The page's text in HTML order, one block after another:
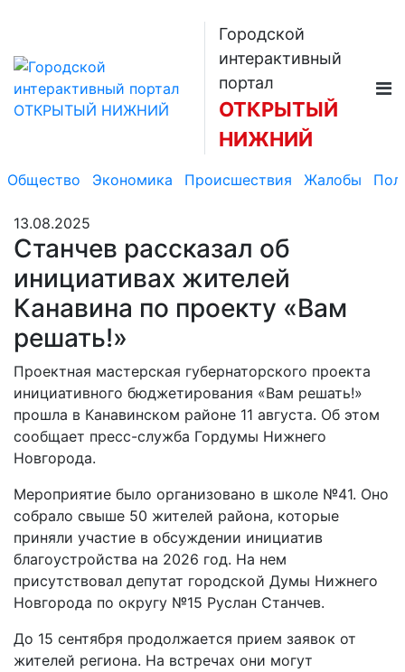
Городской
интерактивный
портал
ОТКРЫТЫЙ
НИЖНИЙ
Общество Экономика Происшествия Жалобы
13.08.2025
Станчев рассказал об
инициативах жителей
Канавина по проекту «Вам
решать!»
Проектная мастерская губернаторского проекта
инициативного бюджетирования «Вам решать!»
прошла в Канавинском районе 11 августа. Об этом
сообщает пресс-служба Гордумы Нижнего
Новгорода.
Мероприятие было организовано в школе №41. Оно
собрало свыше 50 жителей района, которые
приняли участие в обсуждении инициатив
благоустройства на 2026 год. На нем
присутствовал депутат городской Думы Нижнего
Новгорода по округу №15 Руслан Станчев.
До 15 сентября продолжается прием заявок от
жителей региона. На встречах они могут